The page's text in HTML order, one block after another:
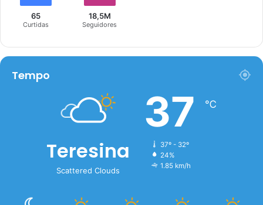
65
Curtidas
18,5M
Seguidores
Tempo
Teresina
Scattered Clouds
37 ℃
37º - 32º
24%
1.85 km/h